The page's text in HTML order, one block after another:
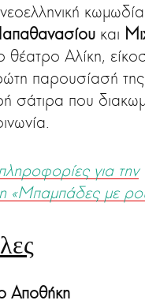
και
θέατρο Αλίκη,
παρουσίασή
σάτιρα που
για την
«Μπαμπάδες με
Αποθήκη